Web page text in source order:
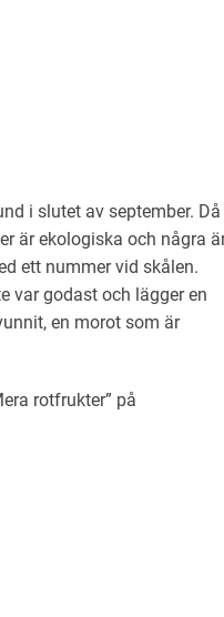
i slutet av september. Då
är ekologiska och några
ett nummer vid skålen.
var godast och lägger en
en morot som är
rotfrukter” på